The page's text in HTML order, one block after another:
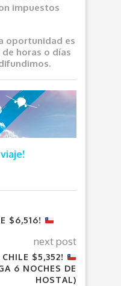
impuestos
oportunidad es
horas o días
$6,516!
next post
$5,352!
6 NOCHES DE
HOSTAL)